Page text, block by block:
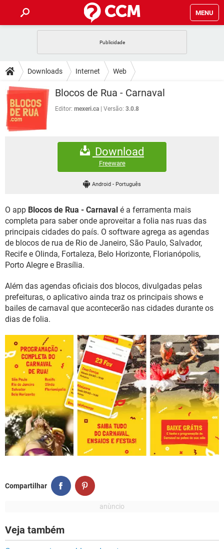
MENU
CELULAR FACEBOOK
OUTLOOK EXCEL
INSTAGRAM GMAIL
DICAS
JOGOS WHATSAPP
CELULAR
OUTLOOK
DOWNLOADS
JOGOS WHATSAPP
EXCEL
GMAIL
FÓRUM
FACEBOOK
EXCEL
GMAIL
WHATSAPP
INSTAGRAM GMAIL
GUIA DE COMPRAS
Downloads Internet Web
Blocos de Rua - Carnaval
Editor: mexeri.ca Versão: 3.0.8
Download
Freeware
Android - Português
O app Blocos de Rua - Carnaval é a ferramenta mais
completa para saber onde aproveitar a folia nas ruas das
principais cidades do país. O software agrega as agendas
de blocos de rua de Rio de Janeiro, São Paulo, Salvador,
Recife e Olinda, Fortaleza, Belo Horizonte, Florianópolis,
Porto Alegre e Brasília.
Além das agendas oficiais dos blocos, divulgadas pelas
prefeituras, o aplicativo ainda traz os principais shows e
bailes de carnaval que acontecerão nas cidades durante os
dias de folia.
Compartilhar
Veja também